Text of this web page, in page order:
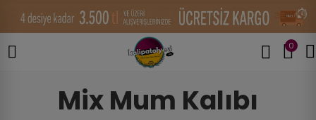
0
Mix Mum Kalıbı